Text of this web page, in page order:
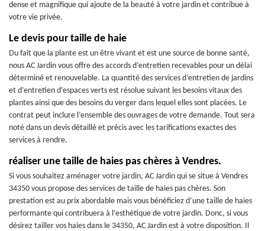
dense et magnifique qui ajoute de la beauté à votre jardin et contribue à
votre vie privée.
Le devis pour taille de haie
Du fait que la plante est un être vivant et est une source de bonne santé,
nous AC Jardin vous offre des accords d’entretien recevables pour un délai
déterminé et renouvelable. La quantité des services d’entretien de jardins
et d’entretien d’espaces verts est résolue suivant les besoins vitaux des
plantes ainsi que des besoins du verger dans lequel elles sont placées. Le
contrat peut inclure l’ensemble des ouvrages de votre demande. Tout sera
noté dans un devis détaillé et précis avec les tarifications exactes des
services à rendre.
réaliser une taille de haies pas chères à Vendres.
Si vous souhaitez aménager votre jardin, AC Jardin qui se situe à Vendres
34350 vous propose des services de taille de haies pas chères. Son
prestation est au prix abordable mais vous bénéficiez d’une taille de haies
performante qui contribuera à l’esthétique de votre jardin. Donc, si vous
désirez tailler vos haies dans le 34350, AC Jardin est à votre disposition. Il